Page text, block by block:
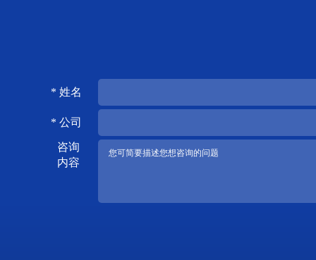
* 姓名
* 公司
咨询
内容